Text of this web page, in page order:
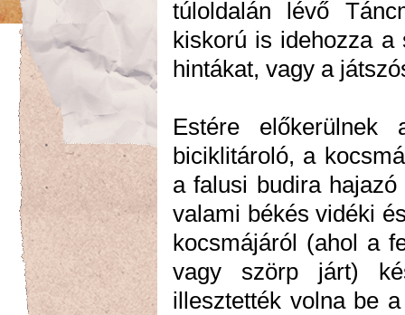
túloldalán lévő
kiskorú is idehozza a
hintákat, vagy a
Estére
biciklitároló, a
a falusi budira
valami békés vidéki
kocsmájáról (ahol a
vagy szörp járt)
illesztették volna be